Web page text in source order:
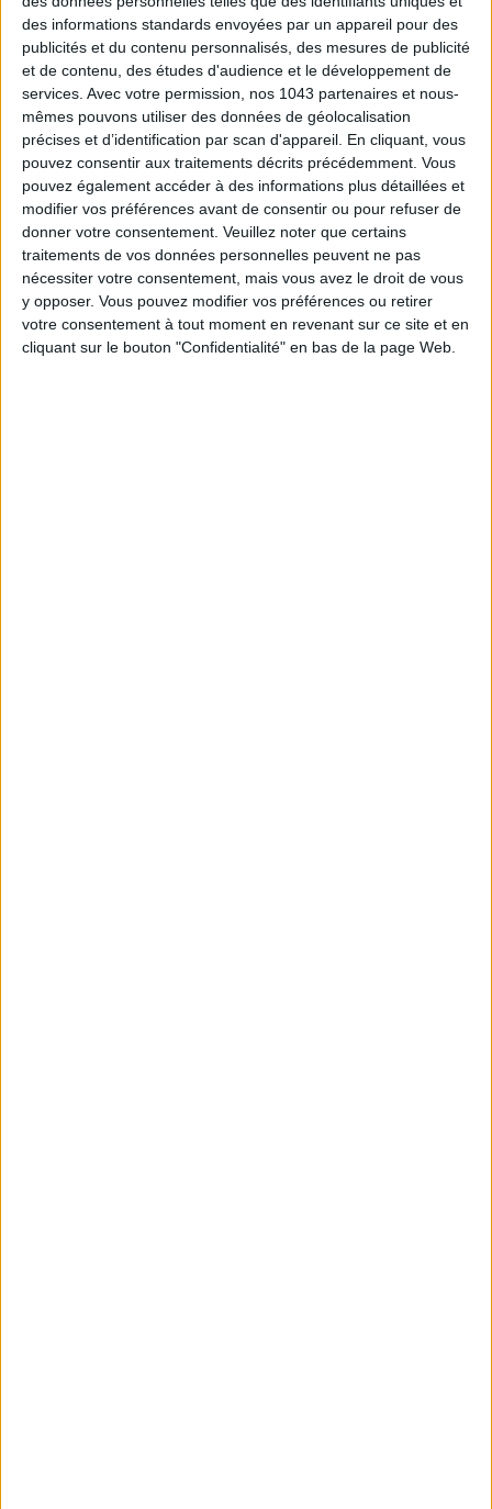
des informations standards envoyées par un appareil pour des
publicités et du contenu personnalisés, des mesures de publicité
et de contenu, des études d'audience et le développement de
services. Avec votre permission, nos 1043 partenaires et nous-
mêmes pouvons utiliser des données de géolocalisation
précises et d’identification par scan d'appareil. En cliquant, vous
pouvez consentir aux traitements décrits précédemment. Vous
pouvez également accéder à des informations plus détaillées et
modifier vos préférences avant de consentir ou pour refuser de
donner votre consentement. Veuillez noter que certains
traitements de vos données personnelles peuvent ne pas
nécessiter votre consentement, mais vous avez le droit de vous
y opposer. Vous pouvez modifier vos préférences ou retirer
votre consentement à tout moment en revenant sur ce site et en
cliquant sur le bouton "Confidentialité" en bas de la page Web.